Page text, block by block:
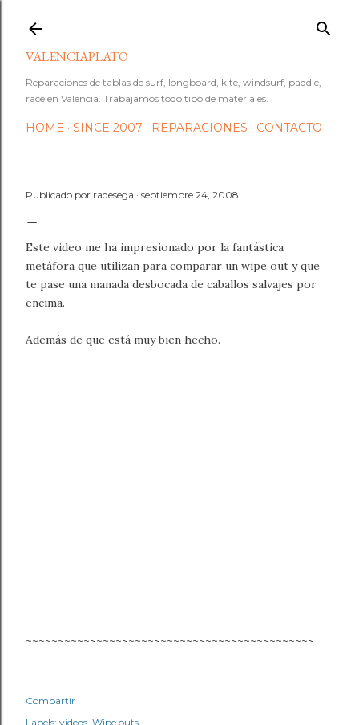
VALENCIAPLATO
Reparaciones de tablas de surf, longboard, kite, windsurf, paddle,
race en Valencia. Trabajamos todo tipo de materiales.
HOME SINCE 2007 REPARACIONES CONTACTO
Publicado por radesega septiembre 24, 2008
Este video me ha impresionado por la fantástica
metáfora que utilizan para comparar un wipe out y que
te pase una manada desbocada de caballos salvajes por
encima.
Además de que está muy bien hecho.
~~~~~~~~~~~~~~~~~~~~~~~~~~~~~~~~~~~~~~~~~~~~~
Compartir
Labels: videos Wipe outs